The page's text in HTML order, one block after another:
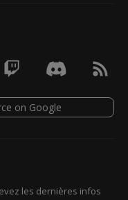
les dernières infos